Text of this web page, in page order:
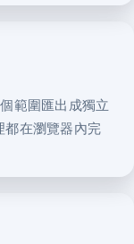
範圍匯出成獨立
都在瀏覽器內完